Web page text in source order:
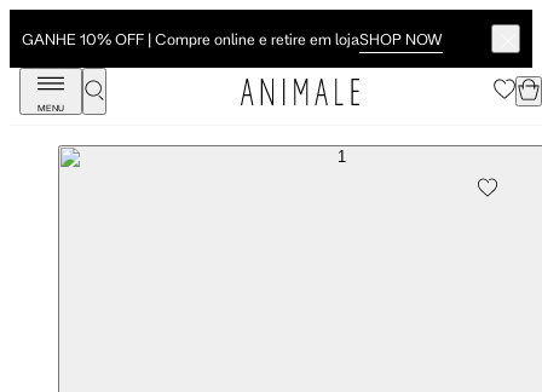
GANHE 10% OFF | Compre online e retire em lojaSHOP NOW
MENU